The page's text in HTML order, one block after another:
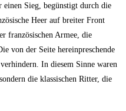
Sieg, begünstigt durch die
Heer auf breiter Front
französischen Armee, die
von der Seite hereinpreschende
In diesem Sinne waren
die klassischen Ritter, die